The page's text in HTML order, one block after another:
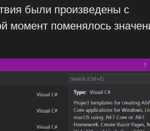
были произведены с
момент поменялось